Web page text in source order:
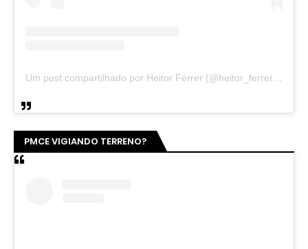
Um post compartilhado por Heitor Férrer (@heitor_ferrer77)
PMCE VIGIANDO TERRENO?